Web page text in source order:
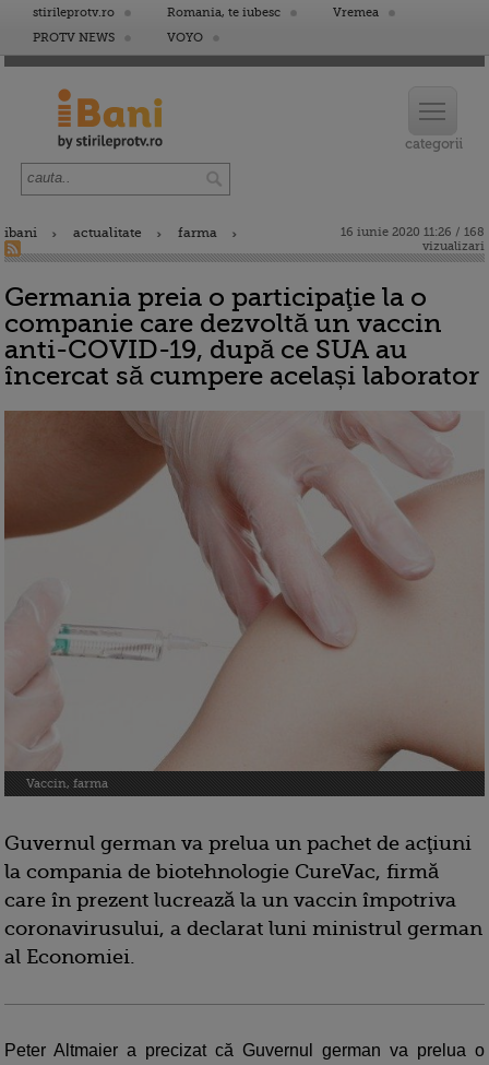
stirileprotv.ro Romania, te iubesc
Vremea
PROTV NEWS
VOYO
ibani actualitate farma
16 iunie 2020 11:26 / 168
vizualizari
Germania preia o participaţie la o
companie care dezvoltă un vaccin
anti-COVID-19, după ce SUA au
încercat să cumpere același laborator
Vaccin, farma
Guvernul german va prelua un pachet de acţiuni
la compania de biotehnologie CureVac, firmă
care în prezent lucrează la un vaccin împotriva
coronavirusului, a declarat luni ministrul german
al Economiei.
Peter Altmaier a precizat că Guvernul german va prelua o